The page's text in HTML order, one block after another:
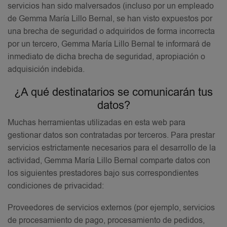
servicios han sido malversados (incluso por un empleado
de Gemma María Lillo Bernal, se han visto expuestos por
una brecha de seguridad o adquiridos de forma incorrecta
por un tercero, Gemma María Lillo Bernal te informará de
inmediato de dicha brecha de seguridad, apropiación o
adquisición indebida.
¿A qué destinatarios se comunicarán tus
datos?
Muchas herramientas utilizadas en esta web para
gestionar datos son contratadas por terceros. Para prestar
servicios estrictamente necesarios para el desarrollo de la
actividad, Gemma María Lillo Bernal comparte datos con
los siguientes prestadores bajo sus correspondientes
condiciones de privacidad:
Proveedores de servicios externos (por ejemplo, servicios
de procesamiento de pago, procesamiento de pedidos,